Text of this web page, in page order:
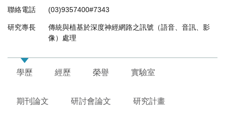
聯絡電話 (03)9357400#7343
研究專長
傳統與植基於深度神經網路之訊號（語音、音訊、影
像）處理
學歷 經歷 榮譽 實驗室
期刊論文 研討會論文 研究計畫